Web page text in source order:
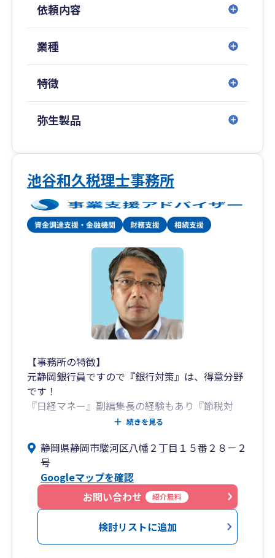
依頼内容
業種
特徴
弥生製品
池谷和久税理士事務所
【事務所の特徴】
元静岡銀行員ですので『銀行対策』は、得意分野
です！
『日経マネー』副編集長の経験もあり『節税対
策』はお任せください！
また、
企業法学修士(「筑波大学」大学院)、
経済学修士(「学習院大学」大学院)、
MBA(「法政大学」大学院)、
証券アナリスト(「三菱UFJモルガン・スタンレー
証券」などに在籍)、
ファイナンシャルプランナー、
続きを見る
静岡県静岡市駿河区八幡２丁目１５番２８－２
号
Googleマップを確認
お問い合わせ
紹介無料
検討リストに追加